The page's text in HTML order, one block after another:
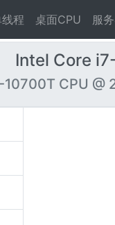
程 桌面CPU 服
Intel Core
CPU @